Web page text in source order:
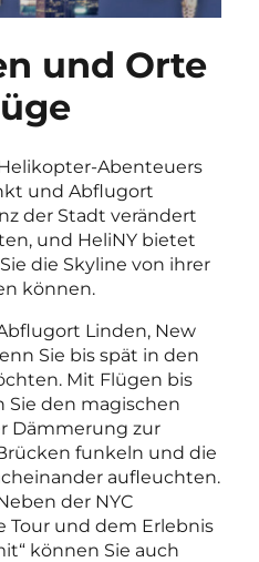
und Orte
Abenteuers
und Abflugort
der Stadt verändert
und HeliNY bietet
die Skyline von ihrer
können.
Linden, New
Sie bis spät in den
Mit Flügen bis
Sie den magischen
Dämmerung zur
funkeln und die
aufleuchten.
der NYC
Tour und dem Erlebnis
können Sie auch